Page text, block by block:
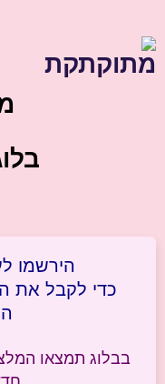
בלוג
הירשמו
כדי לקבל את
בבלוג תמצאו